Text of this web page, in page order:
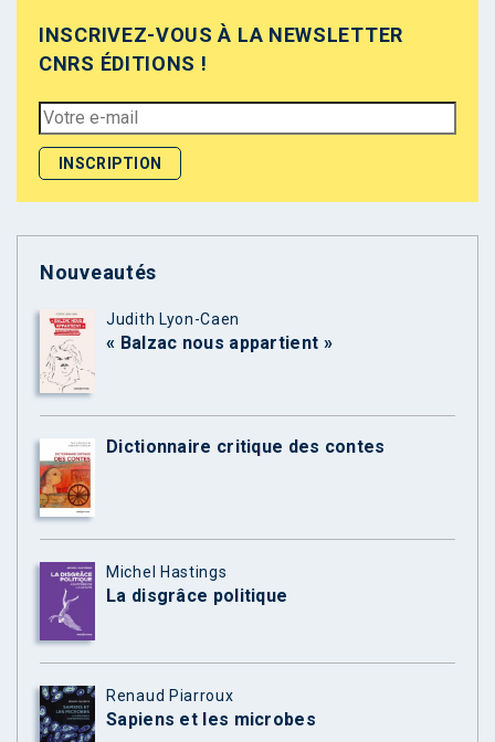
INSCRIVEZ-VOUS À LA NEWSLETTER
CNRS ÉDITIONS !
Nouveautés
Judith Lyon-Caen
« Balzac nous appartient »
Dictionnaire critique des contes
Michel Hastings
La disgrâce politique
Renaud Piarroux
Sapiens et les microbes